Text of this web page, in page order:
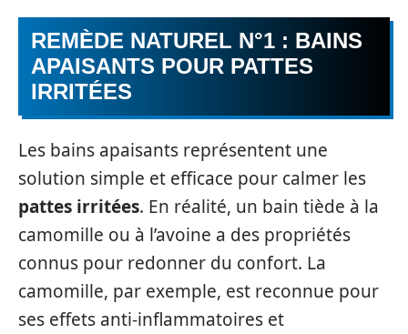
REMÈDE NATUREL N°1 : BAINS
APAISANTS POUR PATTES
IRRITÉES
Les bains apaisants représentent une
solution simple et efficace pour calmer les
pattes irritées. En réalité, un bain tiède à la
camomille ou à l’avoine a des propriétés
connus pour redonner du confort. La
camomille, par exemple, est reconnue pour
ses effets anti-inflammatoires et